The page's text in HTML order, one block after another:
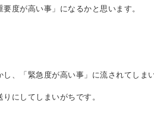
要度が高い事」になるかと思います。
し、「緊急度が高い事」に流されてしま
りにしてしまいがちです。